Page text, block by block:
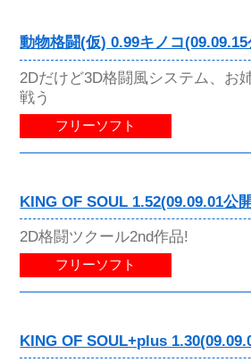
動物格闘(仮) 0.99キノコ
2Dだけど3D格闘風システム、お
戦う
フリーソフト
KING OF SOUL 1.52(09.09.01公
2D格闘ツクール2nd作品!
フリーソフト
KING OF SOUL+plus